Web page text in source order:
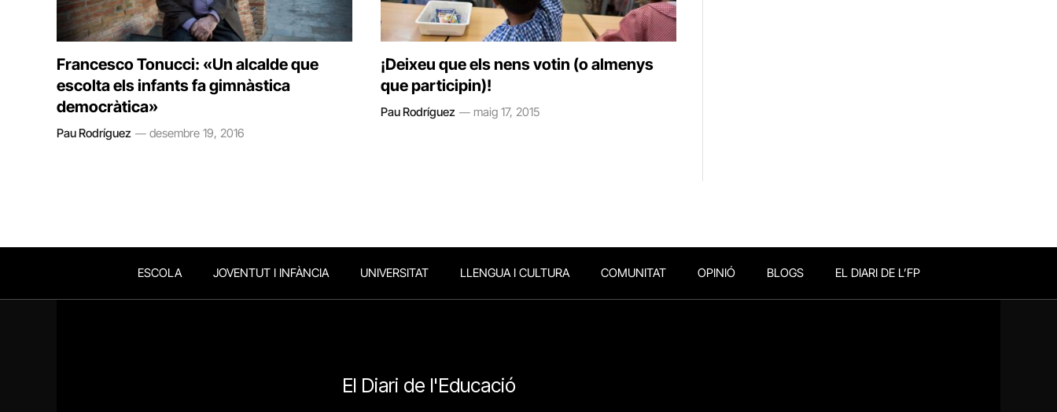
Francesco Tonucci: «Un alcalde que
escolta els infants fa gimnàstica
democràtica»
Pau Rodríguez desembre 19, 2016
¡Deixeu que els nens votin (o almenys
que participin)!
Pau Rodríguez maig 17, 2015
ESCOLA JOVENTUT I INFÀNCIA UNIVERSITAT LLENGUA I CULTURA COMUNITAT OPINIÓ BLOGS EL DIARI DE L’FP